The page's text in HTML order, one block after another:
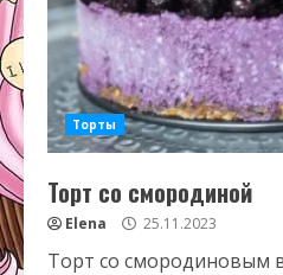
Торты
Торт со смородиной
Elena 25.11.2023
Торт со смородиновым